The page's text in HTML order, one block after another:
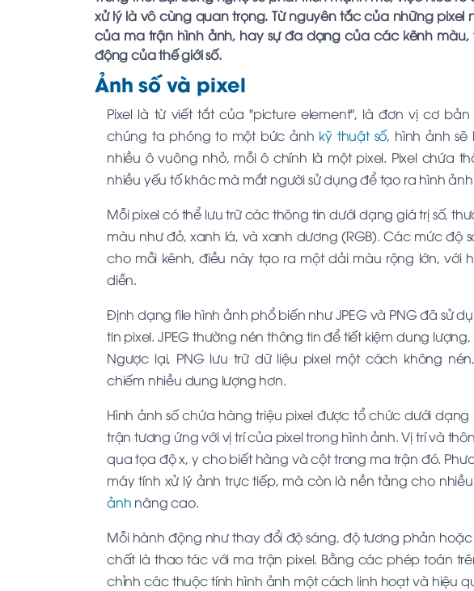
xử lý là vô cùng quan trọng. Từ nguyên tắc của những
của ma trận hình ảnh, hay sự đa dạng của các kênh
động của thế giới số.
Ảnh số và pixel
Pixel là từ viết tắt của "picture element", là đơn vị cơ
chúng ta phóng to một bức ảnh kỹ thuật số, hình ảnh
nhiều ô vuông nhỏ, mỗi ô chính là một pixel. Pixel chứa
nhiều yếu tố khác mà mắt người sử dụng để tạo ra hình
Mỗi pixel có thể lưu trữ các thông tin dưới dạng giá trị số,
màu như đỏ, xanh lá, và xanh dương (RGB). Các mức độ
cho mỗi kênh, điều này tạo ra một dải màu rộng lớn, với
diễn.
Định dạng file hình ảnh phổ biến như JPEG và PNG đã sử
tin pixel. JPEG thường nén thông tin để tiết kiệm dung
Ngược lại, PNG lưu trữ dữ liệu pixel một cách không
chiếm nhiều dung lượng hơn.
Hình ảnh số chứa hàng triệu pixel được tổ chức dưới dạng
trận tương ứng với vị trí của pixel trong hình ảnh. Vị trí và
qua tọa độ x, y cho biết hàng và cột trong ma trận đó.
máy tính xử lý ảnh trực tiếp, mà còn là nền tảng cho
ảnh nâng cao.
Mỗi hành động như thay đổi độ sáng, độ tương phản
chất là thao tác với ma trận pixel. Bằng các phép toán
chỉnh các thuộc tính hình ảnh một cách linh hoạt và hiệu